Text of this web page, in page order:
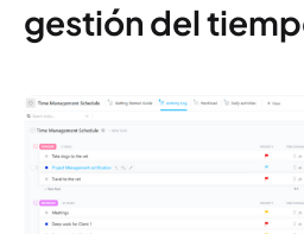
gestión del